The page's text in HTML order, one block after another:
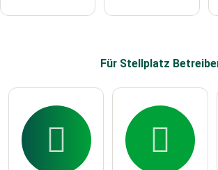
Klicken Sie hier um eine
individuelle Frage
Für Stellplatz